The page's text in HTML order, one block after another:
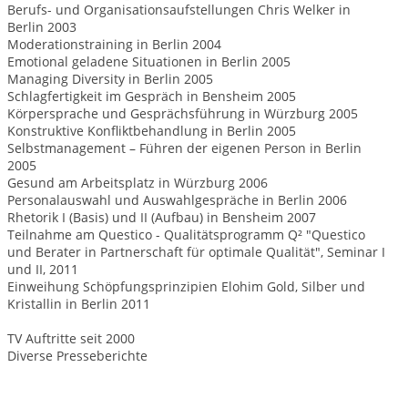
Berufs- und Organisationsaufstellungen Chris Welker in
Berlin 2003
Moderationstraining in Berlin 2004
Emotional geladene Situationen in Berlin 2005
Managing Diversity in Berlin 2005
Schlagfertigkeit im Gespräch in Bensheim 2005
Körpersprache und Gesprächsführung in Würzburg 2005
Konstruktive Konfliktbehandlung in Berlin 2005
Selbstmanagement – Führen der eigenen Person in Berlin
2005
Gesund am Arbeitsplatz in Würzburg 2006
Personalauswahl und Auswahlgespräche in Berlin 2006
Rhetorik I (Basis) und II (Aufbau) in Bensheim 2007
Teilnahme am Questico - Qualitätsprogramm Q² "Questico
und Berater in Partnerschaft für optimale Qualität", Seminar I
und II, 2011
Einweihung Schöpfungsprinzipien Elohim Gold, Silber und
Kristallin in Berlin 2011
TV Auftritte seit 2000
Diverse Presseberichte